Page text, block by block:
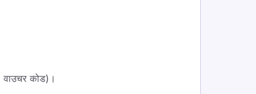
कोड)।